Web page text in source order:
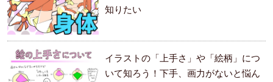
知りたい
イラストの「上手さ」や「絵柄」につ
いて知ろう！下手、画力がないと悩ん